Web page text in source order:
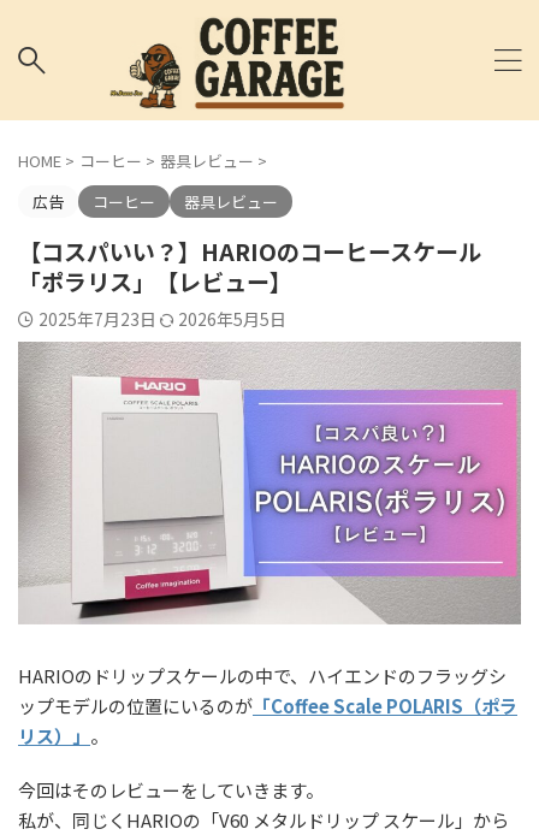
HOME > コーヒー > 器具レビュー >
広告
コーヒー 器具レビュー
【コスパいい？】HARIOのコーヒースケール
「ポラリス」【レビュー】
2025年7月23日 2026年5月5日
HARIOのドリップスケールの中で、ハイエンドのフラッグシ
ップモデルの位置にいるのが 「Coffee Scale POLARIS（ポラ
リス）」 。
今回はそのレビューをしていきます。
私が、同じくHARIOの「V60 メタルドリップ スケール」から